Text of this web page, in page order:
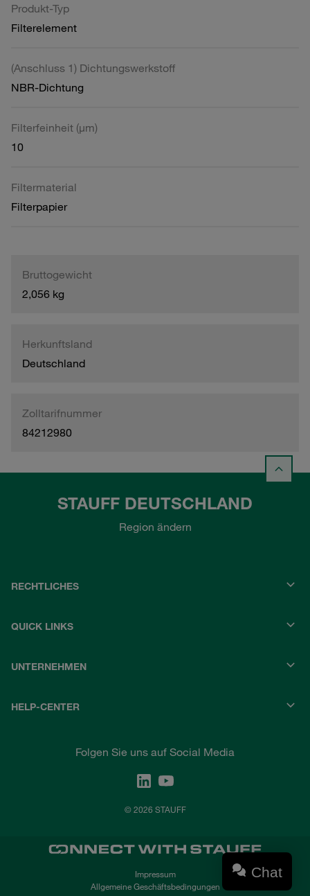
Produkt-Typ
Filterelement
(Anschluss 1) Dichtungswerkstoff
NBR-Dichtung
Filterfeinheit (µm)
10
Filtermaterial
Filterpapier
Bruttogewicht
2,056 kg
Herkunftsland
Deutschland
Zolltarifnummer
84212980
STAUFF DEUTSCHLAND
Region ändern
RECHTLICHES
QUICK LINKS
UNTERNEHMEN
HELP-CENTER
Folgen Sie uns auf Social Media
© 2026 STAUFF
Impressum
Allgemeine Geschäftsbedingungen
Chat